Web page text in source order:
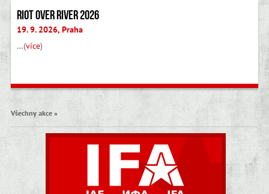
Riot Over River 2026
19. 9. 2026, Praha
…(více)
Všechny akce »